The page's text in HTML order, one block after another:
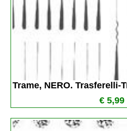
Trame, NERO. Trasferelli-
€ 5,99